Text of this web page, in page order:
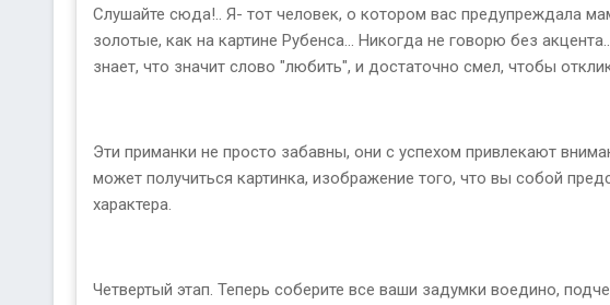
Слушайте сюда!.. Я- тот человек, о котором вас предупреждала
золотые, как на картине Рубенса... Никогда не говорю без
знает, что значит слово "любить", и достаточно смел, чтобы
Эти приманки не просто забавны, они с успехом привлекают
может получиться картинка, изображение того, что вы собой
характера.
Четвертый этап. Теперь соберите все ваши задумки воедино,